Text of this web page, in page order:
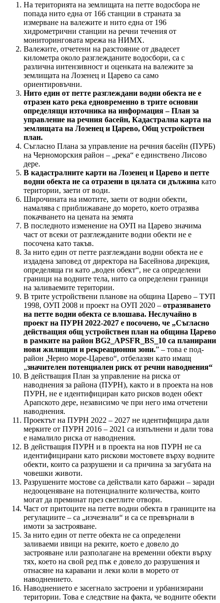
На територията на землищата на петте водосбора не
попада нито една от 166 станции в страната за
измерване на валежите и нито една от 196
хидрометрични станции на речни течения от
мониторинговата мрежа на НИМХ.
Валежите, отчетени на разстояние от двадесет
километра около разглежданите водосбори, са с
различна интензивност и оценката на валежите за
землищата на Лозенец и Царево са само
ориентировъчни.
Нито един от петте разглеждани водни обекта не е
отразен като река едновременно в трите основни
определящи източника на информация – План за
управление на речния басейн, Кадастрална карта на
землищата на Лозенец и Царево, Общ устройствен
план.
Съгласно Плана за управление на речния басейн (ПУРБ)
на Черноморския район – „река“ е единствено Лисово
дере.
В кадастралните карти на Лозенец и Царево и петте
водни обекта не са отразени в цялата си дължина като
територии, заети от води.
Широчината на имотите, заети от водни обекти,
намалява с приближаване до морето, което отразява
покачването на цената на земята
В последното изменение на ОУП на Царево значима
част от всеки от разглежданите водни обекти не е
посочена като такъв.
За нито един от петте разглеждани водни обекта не е
издадена заповед от директора на Басейнова дирекция,
определяща ги като „воден обект“, не са определени
граници на водните тела, нито са определени граници
на заливаемите територии.
В трите устройствени планове на община Царево – ТУП
1998, ОУП 2008 и проект на ОУП 2020 – отразяването
на петте водни обекта се влошава. Неслучайно в
проект на ПУРН 2022-2027 е посочено, че „Съгласно
действащия общ устройствен план на община Царево
в рамките на район BG2_APSFR_BS_10 са планирани
нови жилищни и рекреационни зони.” – това е под-
район „Черно море-Царево“, отбелазян като имащ
„значителен потенциален риск от речни наводнения“
В действащия План за управление на риска от
наводнения за района (ПУРН), както и в проекта на нов
ПУРН, не е идентифициран като рисков воден обект
Арапското дере, независимо че при него има отчетени
наводнения.
Проектът на ПУРН 2022 – 2027 не идентифицира дали
мерките от ПУРН 2016 – 2021 са изпълнени и дали това
е намалило риска от наводнения.
В действащия ПУРН и в проекта на нов ПУРН не са
идентифицирани като рискови мостовете върху водните
обекти, които са разрушени и са причина за загубата на
човешки животи.
Разрушените мостове са действали като баражи – заради
недооценяване на потенциалните количества, които
могат да преминат през светлите отвори.
Част от притоците на петте водни обекта в границите на
регулациите – са „изчезнали“ и са се превърнали в
имоти за застрояване.
За нито един от петте обекта не са определени
заливаеми ивици на реките, което е довело до
застрояване или разполагане на временни обекти върху
тях, което на свой ред пък е довело до разрушения и
отнасяне на каравани и леки коли в морето от
наводнението.
Наводнението е засегнало застроени и урбанизирани
територии. Това е следствие на факта, че водните обекти